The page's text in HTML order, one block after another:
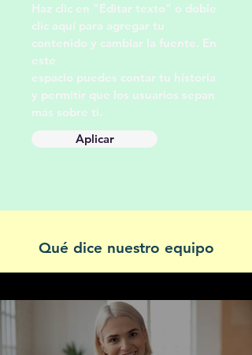
Haz clic en "Editar texto" o doble
clic aquí para agregar tu
contenido y cambiar la fuente. En
este
espacio puedes contar tu historia
y permitir que los usuarios sepan
más sobre ti.
Aplicar
Qué dice nuestro equipo